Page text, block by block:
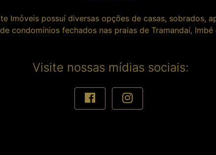
Imóveis possuí diversas opções de casas, sobrados,
condomínios fechados nas praias de Tramandaí, Imbé
Visite nossas mídias sociais: